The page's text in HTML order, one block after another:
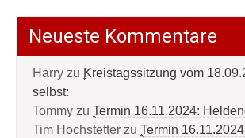
Neueste Kommentare
Harry zu Kreistagssitzung vom
selbst:
Tommy zu Termin 16.11.2024:
Tim Hochstetter zu Termin